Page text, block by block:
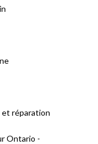
et réparation
Ontario -